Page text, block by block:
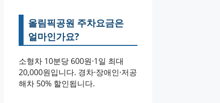
올림픽공원 주차요금은
얼마인가요?
소형차 10분당 600원·1일 최대
20,000원입니다. 경차·장애인·저공
해차 50% 할인됩니다.